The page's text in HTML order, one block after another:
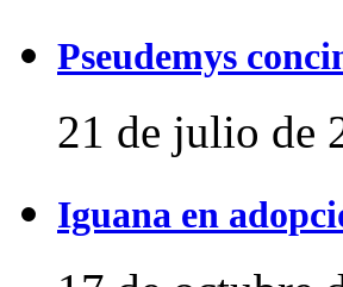
Pseudemys
21 de julio de
Iguana en